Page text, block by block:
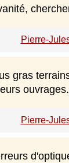
Pierre-
gras
ouvrages.
Pierre-